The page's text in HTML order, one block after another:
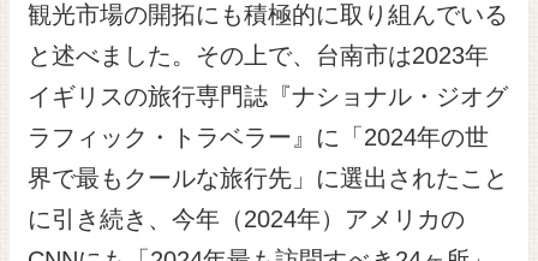
観光市場の開拓にも積極的に取り組んでいる
と述べました。その上で、台南市は2023年
イギリスの旅行専門誌『ナショナル・ジオグ
ラフィック・トラベラー』に「2024年の世
界で最もクールな旅行先」に選出されたこと
に引き続き、今年（2024年）アメリカの